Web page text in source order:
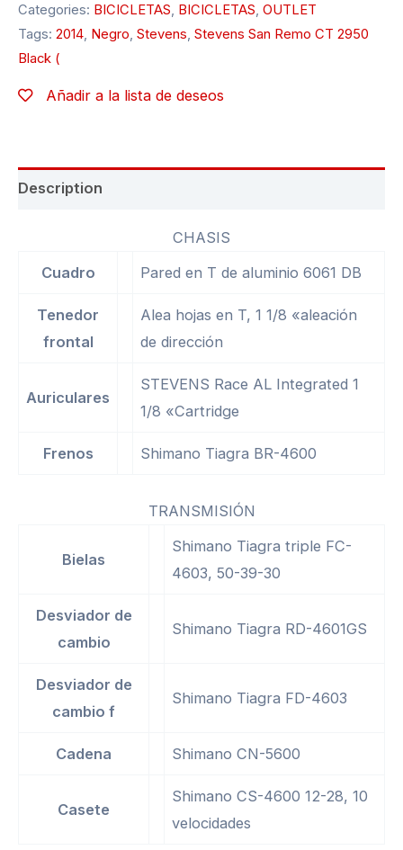
Categories: BICICLETAS, BICICLETAS, OUTLET
Tags: 2014, Negro, Stevens, Stevens San Remo CT 2950
Black (
Añadir a la lista de deseos
Description
CHASIS
Cuadro
Pared en T de aluminio 6061 DB
Tenedor
frontal
Alea hojas en T, 1 1/8 «aleación
de dirección
Auriculares
STEVENS Race AL Integrated 1
1/8 «Cartridge
Frenos Shimano Tiagra BR-4600
TRANSMISIÓN
Bielas
Shimano Tiagra triple FC-
4603, 50-39-30
Desviador de
cambio
Shimano Tiagra RD-4601GS
Desviador de
cambio f
Shimano Tiagra FD-4603
Cadena Shimano CN-5600
Casete
Shimano CS-4600 12-28, 10
velocidades